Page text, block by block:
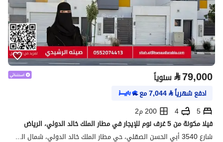
⃁79,000 سنوياً
ادفع شهرياً⃁
7,044مع
5
4
200 م2
فيلا مكونة من 5 غرف نوم للإيجار في مطار الملك خالد الدولي، الرياض
شارع 3540 أبي الحسن الصقلي، حي مطار الملك خالد الدولي، شمال الرياض، الرياض